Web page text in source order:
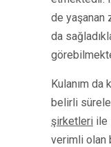
de yaşanan
da
Kulanım da
belirli
şirketleri ile
verimli olan